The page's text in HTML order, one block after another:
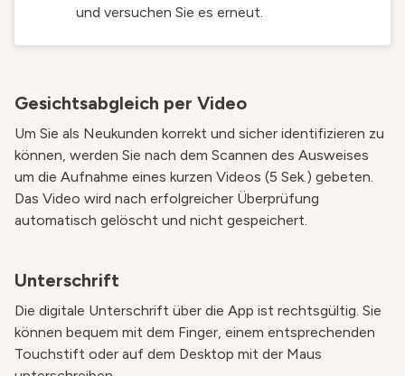
und versuchen Sie es erneut.
Gesichtsabgleich per Video
Um Sie als Neukunden korrekt und sicher identifizieren zu
können, werden Sie nach dem Scannen des Ausweises
um die Aufnahme eines kurzen Videos (5 Sek.) gebeten.
Das Video wird nach erfolgreicher Überprüfung
automatisch gelöscht und nicht gespeichert.
Unterschrift
Die digitale Unterschrift über die App ist rechtsgültig. Sie
können bequem mit dem Finger, einem entsprechenden
Touchstift oder auf dem Desktop mit der Maus